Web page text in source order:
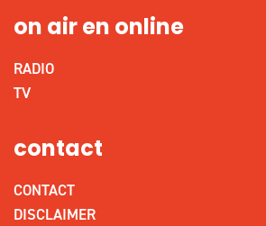
on air en online
RADIO
TV
contact
CONTACT
DISCLAIMER